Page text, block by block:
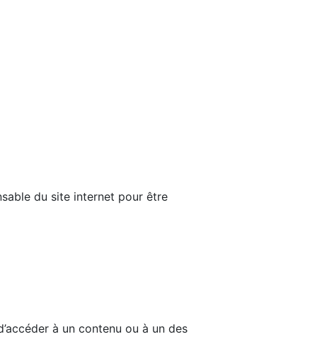
du site internet pour être
à un contenu ou à un des